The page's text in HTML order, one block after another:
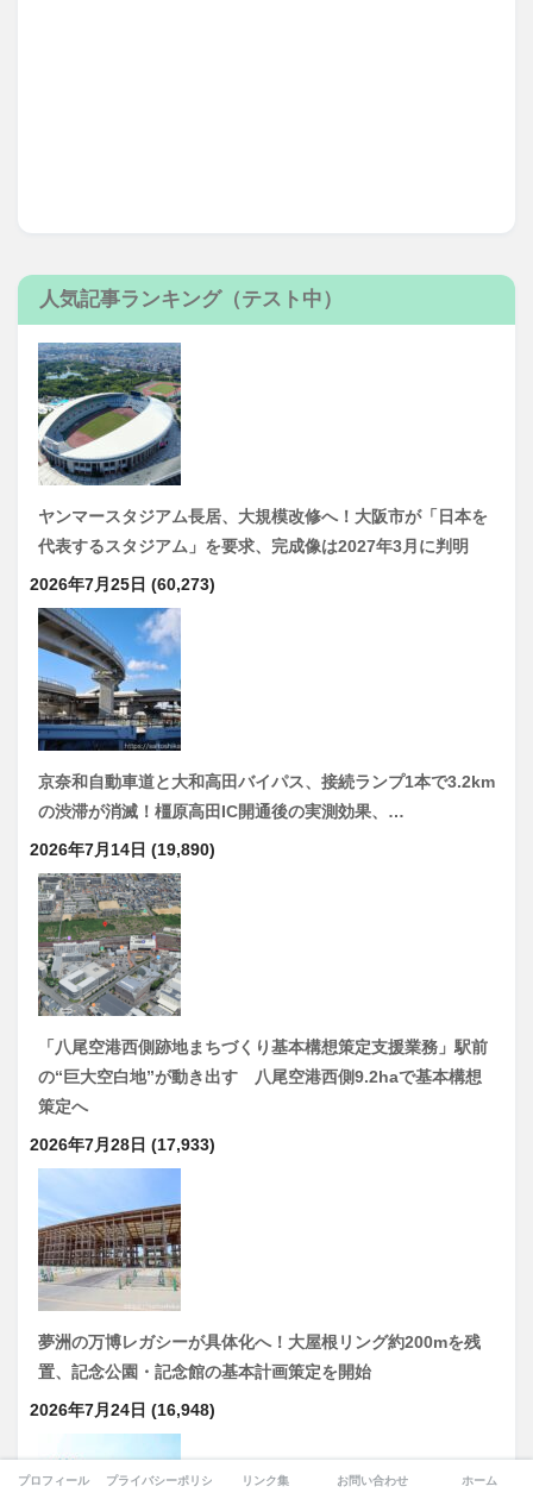
人気記事ランキング（テスト中）
ヤンマースタジアム長居、大規模改修へ！大阪市が「日本を
代表するスタジアム」を要求、完成像は2027年3月に判明
2026年7月25日 (60,273)
京奈和自動車道と大和高田バイパス、接続ランプ1本で3.2km
の渋滞が消滅！橿原高田IC開通後の実測効果、…
2026年7月14日 (19,890)
「八尾空港西側跡地まちづくり基本構想策定支援業務」駅前
の“巨大空白地”が動き出す 八尾空港西側9.2haで基本構想
策定へ
2026年7月28日 (17,933)
夢洲の万博レガシーが具体化へ！大屋根リング約200mを残
置、記念公園・記念館の基本計画策定を開始
2026年7月24日 (16,948)
プロフィール プライバシーポリシー リンク集 お問い合わせ ホーム